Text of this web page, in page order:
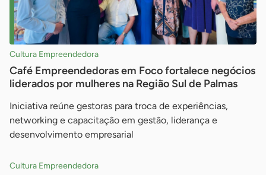
Cultura Empreendedora
Café Empreendedoras em Foco fortalece negócios
liderados por mulheres na Região Sul de Palmas
Iniciativa reúne gestoras para troca de experiências,
networking e capacitação em gestão, liderança e
desenvolvimento empresarial
Cultura Empreendedora